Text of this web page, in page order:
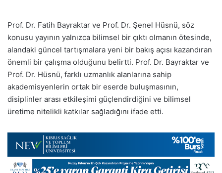
Prof. Dr. Fatih Bayraktar ve Prof. Dr. Şenel Hüsnü, söz
konusu yayının yalnızca bilimsel bir çıktı olmanın ötesinde,
alandaki güncel tartışmalara yeni bir bakış açısı kazandıran
önemli bir çalışma olduğunu belirtti. Prof. Dr. Bayraktar ve
Prof. Dr. Hüsnü, farklı uzmanlık alanlarına sahip
akademisyenlerin ortak bir eserde buluşmasının,
disiplinler arası etkileşimi güçlendirdiğini ve bilimsel
üretime nitelikli katkılar sağladığını ifade etti.